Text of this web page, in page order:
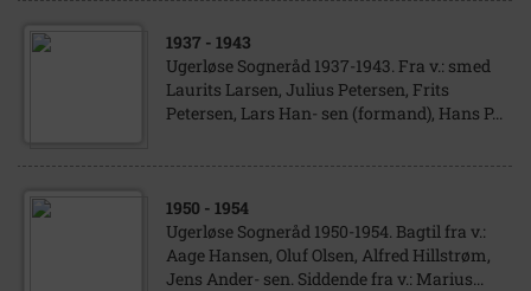
1937 - 1943
Ugerløse Sogneråd 1937-1943. Fra v.: smed
Laurits Larsen, Julius Petersen, Frits
Petersen, Lars Han- sen (formand), Hans P...
1950 - 1954
Ugerløse Sogneråd 1950-1954. Bagtil fra v.:
Aage Hansen, Oluf Olsen, Alfred Hillstrøm,
Jens Ander- sen. Siddende fra v.: Marius...